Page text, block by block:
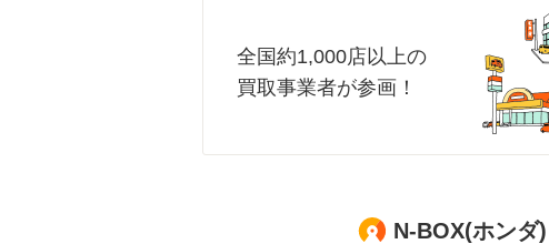
全国約1,000店以上の
買取事業者が参画！
N-BOX(ホンダ